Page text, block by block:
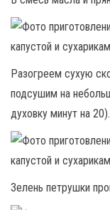
Разогреем сухую
подсушим на
духовку минут на 20).
Зелень петрушки